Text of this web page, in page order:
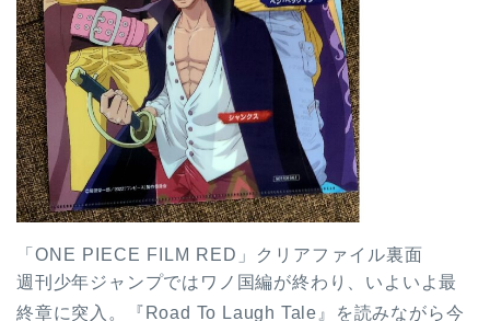
「ONE PIECE FILM RED」クリアファイル裏面
週刊少年ジャンプではワノ国編が終わり、いよいよ最
終章に突入。『Road To Laugh Tale』を読みながら今